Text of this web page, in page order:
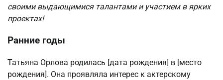
своими выдающимися талантами и участием в ярких
проектах!
Ранние годы
Татьяна Орлова родилась [дата рождения] в [место
рождения]. Она проявляла интерес к актерскому